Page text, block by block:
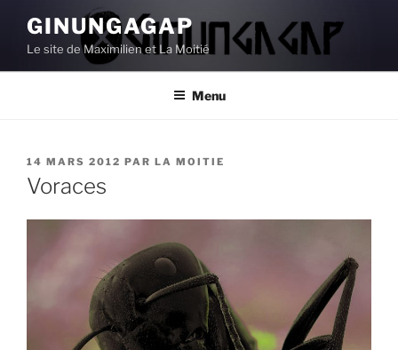
contenu
principal
GINUNGAGAP
Le site de Maximilien et La Moitié
Menu
PUBLIÉ
LE
14 MARS 2012 PAR LA MOITIE
Voraces